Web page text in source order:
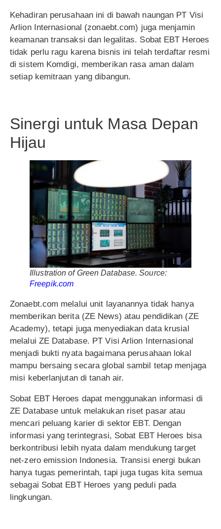
Kehadiran perusahaan ini di bawah naungan PT Visi
Arlion Internasional (zonaebt.com) juga menjamin
keamanan transaksi dan legalitas. Sobat EBT Heroes
tidak perlu ragu karena bisnis ini telah terdaftar resmi
di sistem Komdigi, memberikan rasa aman dalam
setiap kemitraan yang dibangun.
Sinergi untuk Masa Depan
Hijau
Illustration of Green Database. Source:
Freepik.com
Zonaebt.com melalui unit layanannya tidak hanya
memberikan berita (ZE News) atau pendidikan (ZE
Academy), tetapi juga menyediakan data krusial
melalui ZE Database. PT Visi Arlion Internasional
menjadi bukti nyata bagaimana perusahaan lokal
mampu bersaing secara global sambil tetap menjaga
misi keberlanjutan di tanah air.
Sobat EBT Heroes dapat menggunakan informasi di
ZE Database untuk melakukan riset pasar atau
mencari peluang karier di sektor EBT. Dengan
informasi yang terintegrasi, Sobat EBT Heroes bisa
berkontribusi lebih nyata dalam mendukung target
net-zero emission Indonesia. Transisi energi bukan
hanya tugas pemerintah, tapi juga tugas kita semua
sebagai Sobat EBT Heroes yang peduli pada
lingkungan.